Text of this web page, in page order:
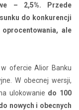
– 2,5%. Przede
do konkurencji
ale
w ofercie Alior Banku
W obecnej wersji,
ulokowanie do 100
nowych i obecnych